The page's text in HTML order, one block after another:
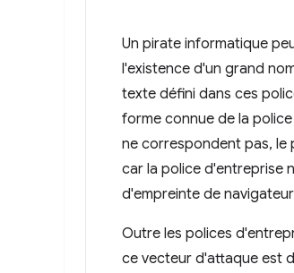
Un pirate informatique
l'existence d'un grand
texte défini dans ces
forme connue de la
ne correspondent pas, le
car la police d'entreprise
d'empreinte de
Outre les polices
ce vecteur d'attaque est